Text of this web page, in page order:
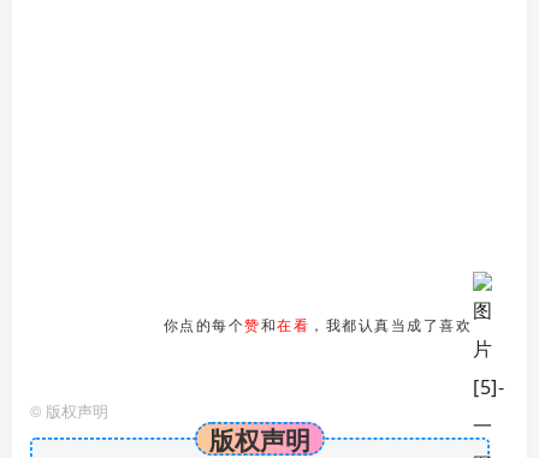
你点的每个赞和在看 ，我都认真当成了喜欢
© 版权声明
版权声明